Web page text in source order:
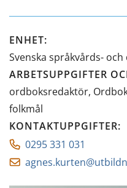
ENHET:
Svenska språkvårds-
ARBETSUPPGIFTER
ordboksredaktör,
folkmål
KONTAKTUPPGIFTER:
0295 331 031